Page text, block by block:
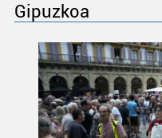
Gipuzkoa